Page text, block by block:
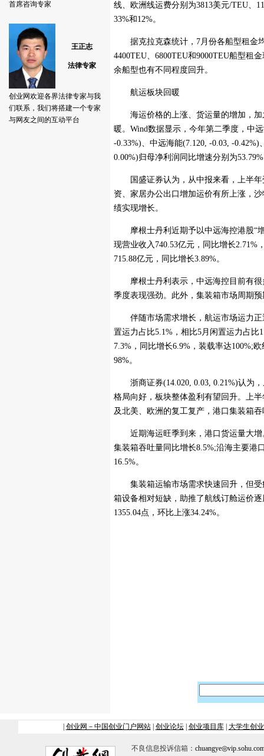
线、欧洲线运费分别为3813美元/TEU、
33%和12%。
据克拉克森统计，7月份各船型租金均
4400TEU、6800TEU和9000TEU船型租
余船型也有不同程度回升。
航运板块回暖
海运价格的上涨、货运量的增加，加
暖。Wind数据显示，今年第二季度，中
-0.33%)、中远海能(7.120, -0.03, -
0.00%)归母净利润同比增速分别为
国盛证券认为，从中报来看，上半年
资、家居办公出口增加运价有所上涨，
绩实现增长。
摩根士丹利近期予以中远海控港股“增
现营业收入740.53亿元，同比增长2.71%
715.88亿元，同比增长3.89%。
摩根士丹利表示，中远海控目前有很
季度表现强劲。此外，集装箱市场周期
伴随市场需求增长，航运市场运力正
置运力占比5.1%，相比5月闲置运力占
7.3%，同比增长6.9%，装载率达100%;
98%。
浙商证券(14.020, 0.03, 0.21%)认为，
格局向好，板块整体盈利有望回升。上
及北美、欧洲的复工复产，港口集装箱
近期海运旺季到来，港口货运量大增
集装箱吞吐量同比增长8.5%;沿海主要港
16.5%。
集装箱运输市场需求快速回升，但受
箱设备相对短缺，助推了航线订舱运价
1355.04点，环比上涨34.24%。